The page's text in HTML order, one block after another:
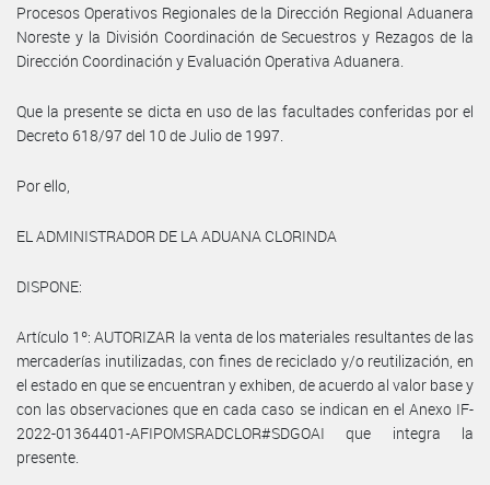
Procesos Operativos Regionales de la Dirección Regional Aduanera
Noreste y la División Coordinación de Secuestros y Rezagos de la
Dirección Coordinación y Evaluación Operativa Aduanera.
Que la presente se dicta en uso de las facultades conferidas por el
Decreto 618/97 del 10 de Julio de 1997.
Por ello,
EL ADMINISTRADOR DE LA ADUANA CLORINDA
DISPONE:
Artículo 1º: AUTORIZAR la venta de los materiales resultantes de las
mercaderías inutilizadas, con fines de reciclado y/o reutilización, en
el estado en que se encuentran y exhiben, de acuerdo al valor base y
con las observaciones que en cada caso se indican en el Anexo IF-
2022-01364401-AFIPOMSRADCLOR#SDGOAI que integra la
presente.